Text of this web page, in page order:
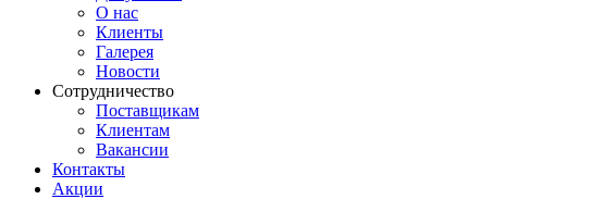
О нас
Клиенты
Галерея
Новости
Сотрудничество
Поставщикам
Клиентам
Вакансии
Контакты
Акции